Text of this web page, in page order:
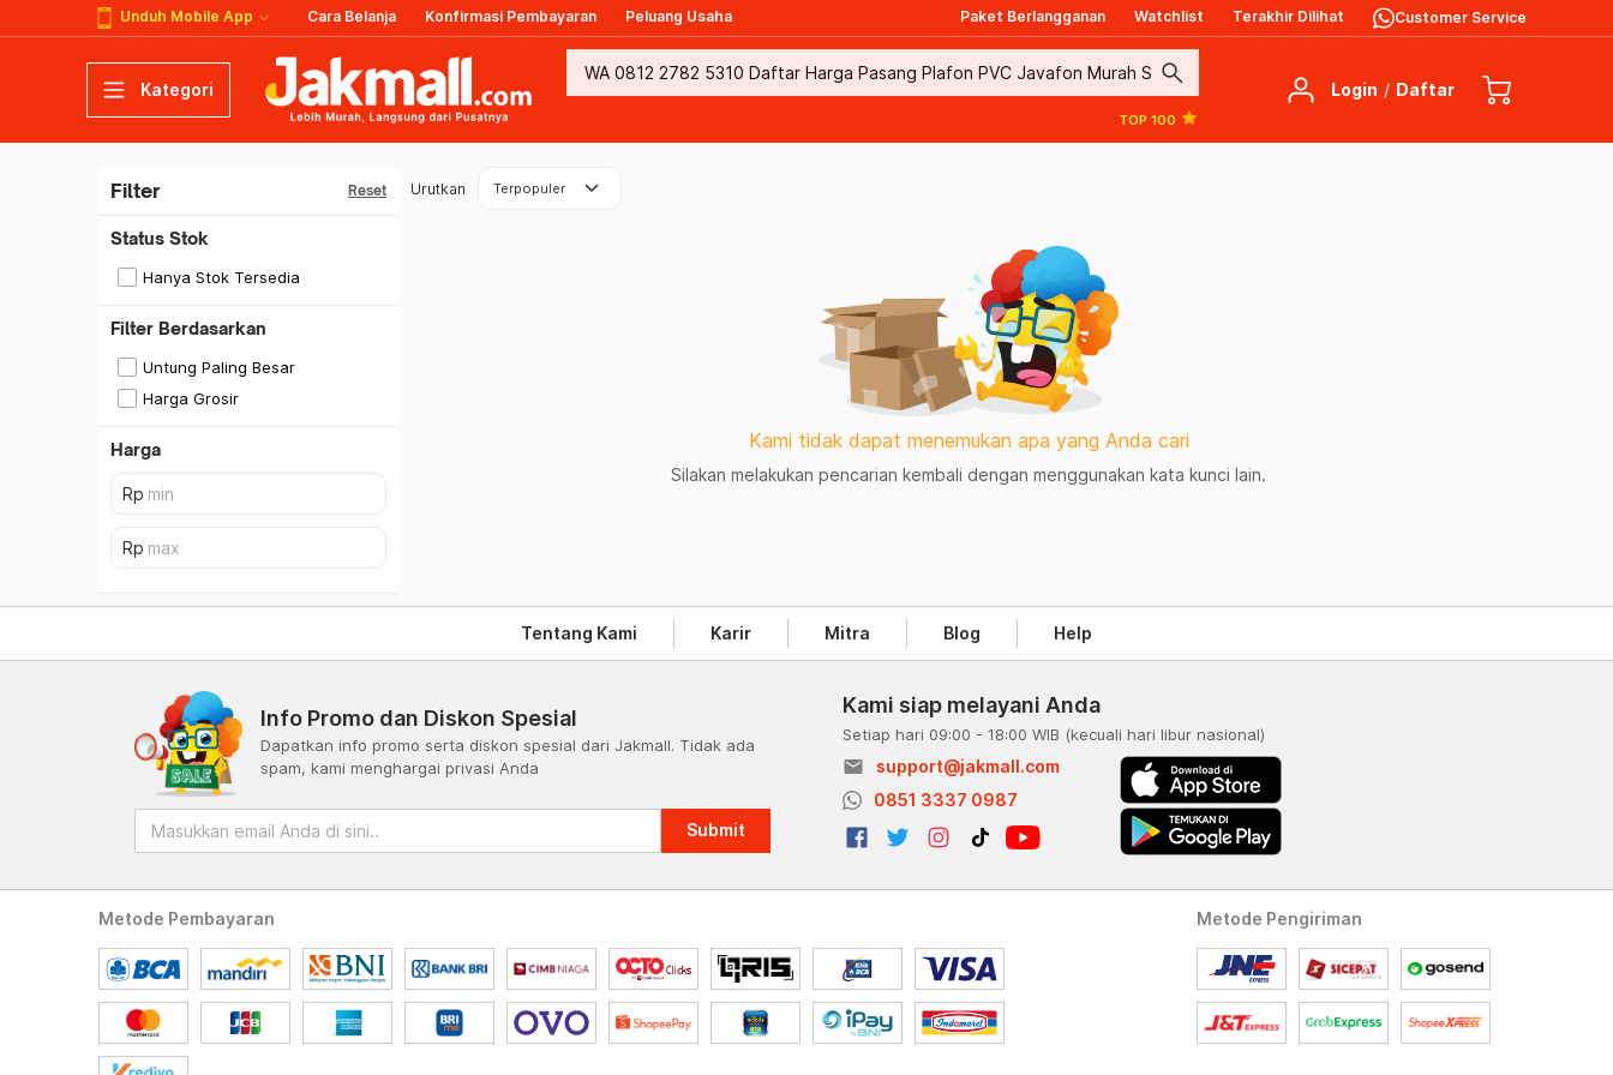
Unduh Mobile App Cara Belanja Konfirmasi Pembayaran Peluang Usaha Paket Berlangganan Watchlist Terakhir Dilihat Customer Service
Kategori search
TOP 100
Login / Daftar
Filter Reset
Status Stok
Hanya Stok Tersedia
Filter Berdasarkan
Untung Paling Besar
Harga Grosir
Harga
Urutkan Terpopuler keyboard_arrow_down
Kami tidak dapat menemukan apa yang Anda cari
Silakan melakukan pencarian kembali dengan menggunakan kata kunci lain.
Tentang Kami Karir Mitra Blog Help
Info Promo dan Diskon Spesial
Dapatkan info promo serta diskon spesial dari Jakmall. Tidak ada
spam, kami menghargai privasi Anda
Submit
Kami siap melayani Anda
Setiap hari 09:00 - 18:00 WIB (kecuali hari libur nasional)
email
support@jakmall.com
0851 3337 0987
Metode Pembayaran Metode Pengiriman